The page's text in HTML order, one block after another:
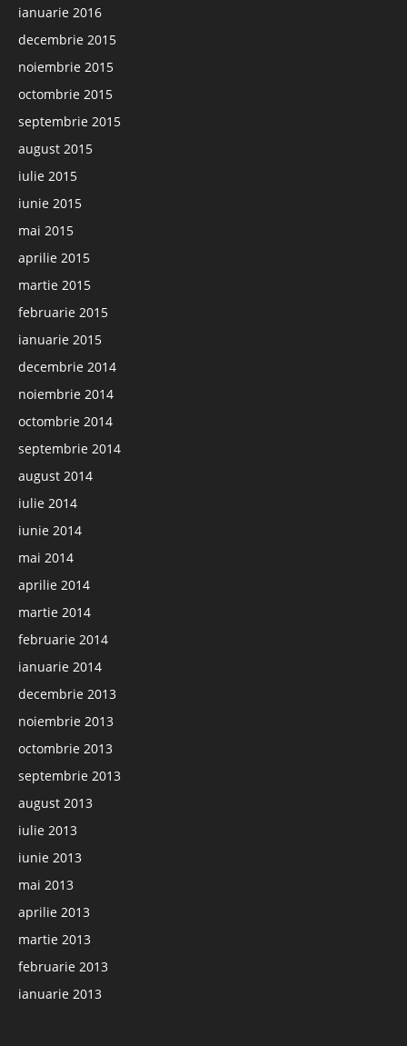
ianuarie 2016
decembrie 2015
noiembrie 2015
octombrie 2015
septembrie 2015
august 2015
iulie 2015
iunie 2015
mai 2015
aprilie 2015
martie 2015
februarie 2015
ianuarie 2015
decembrie 2014
noiembrie 2014
octombrie 2014
septembrie 2014
august 2014
iulie 2014
iunie 2014
mai 2014
aprilie 2014
martie 2014
februarie 2014
ianuarie 2014
decembrie 2013
noiembrie 2013
octombrie 2013
septembrie 2013
august 2013
iulie 2013
iunie 2013
mai 2013
aprilie 2013
martie 2013
februarie 2013
ianuarie 2013